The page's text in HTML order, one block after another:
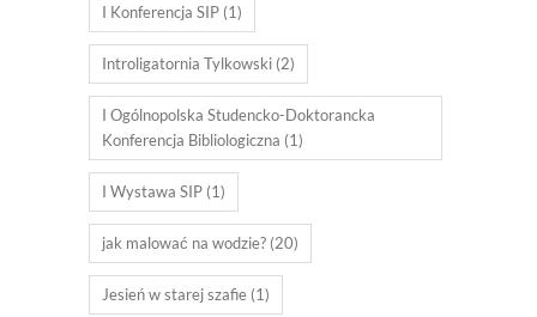
I Konferencja SIP (1)
Introligatornia Tylkowski (2)
I Ogólnopolska Studencko-Doktorancka
Konferencja Bibliologiczna (1)
I Wystawa SIP (1)
jak malować na wodzie? (20)
Jesień w starej szafie (1)